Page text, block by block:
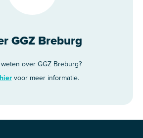
GGZ Breburg
over GGZ Breburg?
voor meer informatie.